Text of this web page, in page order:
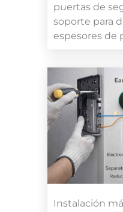
puertas de
soporte para
espesores de
Instalación